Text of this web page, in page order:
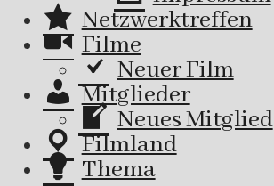
Netzwerktreffen
Filme
Neuer Film
Mitglieder
Neues Mitglied
Filmland
Thema